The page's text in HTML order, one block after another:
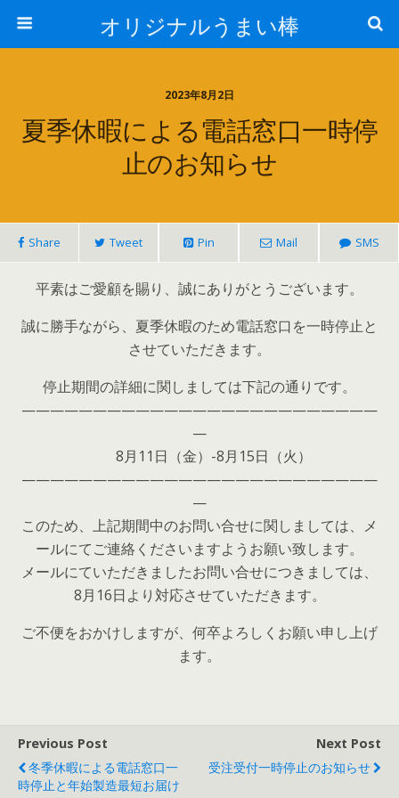
オリジナルうまい棒
2023年8月2日
夏季休暇による電話窓口一時停
止のお知らせ
Share Tweet Pin Mail SMS
平素はご愛顧を賜り、誠にありがとうございます。
誠に勝手ながら、夏季休暇のため電話窓口を一時停止と
させていただきます。
停止期間の詳細に関しましては下記の通りです。
—————————————————————————
—
8月11日（金）-8月15日（火）
—————————————————————————
—
このため、上記期間中のお問い合せに関しましては、メ
ールにてご連絡くださいますようお願い致します。
メールにていただきましたお問い合せにつきましては、
8月16日より対応させていただきます。
ご不便をおかけしますが、何卒よろしくお願い申し上げ
ます。
Previous Post
冬季休暇による電話窓口一
時停止と年始製造最短お届け
Next Post
受注受付一時停止のお知らせ